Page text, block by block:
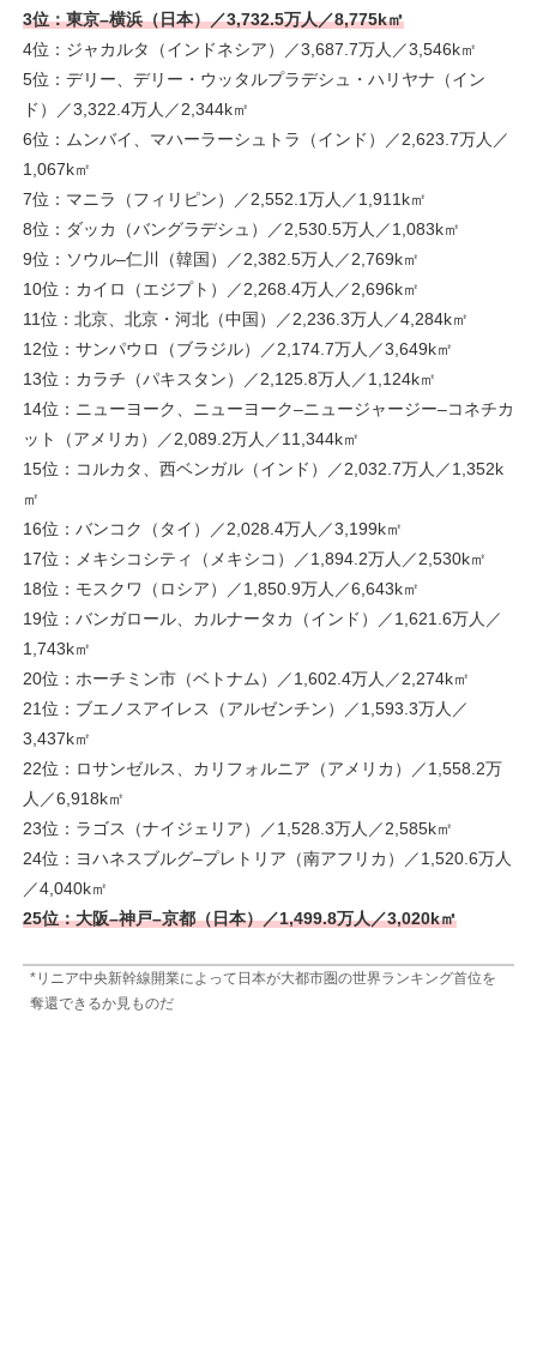
3位：東京–横浜（日本）／3,732.5万人／8,775k㎡
4位：ジャカルタ（インドネシア）／3,687.7万人／3,546k㎡
5位：デリー、デリー・ウッタルプラデシュ・ハリヤナ（イン
ド）／3,322.4万人／2,344k㎡
6位：ムンバイ、マハーラーシュトラ（インド）／2,623.7万人／
1,067k㎡
7位：マニラ（フィリピン）／2,552.1万人／1,911k㎡
8位：ダッカ（バングラデシュ）／2,530.5万人／1,083k㎡
9位：ソウル–仁川（韓国）／2,382.5万人／2,769k㎡
10位：カイロ（エジプト）／2,268.4万人／2,696k㎡
11位：北京、北京・河北（中国）／2,236.3万人／4,284k㎡
12位：サンパウロ（ブラジル）／2,174.7万人／3,649k㎡
13位：カラチ（パキスタン）／2,125.8万人／1,124k㎡
14位：ニューヨーク、ニューヨーク–ニュージャージー–コネチカ
ット（アメリカ）／2,089.2万人／11,344k㎡
15位：コルカタ、西ベンガル（インド）／2,032.7万人／1,352k
㎡
16位：バンコク（タイ）／2,028.4万人／3,199k㎡
17位：メキシコシティ（メキシコ）／1,894.2万人／2,530k㎡
18位：モスクワ（ロシア）／1,850.9万人／6,643k㎡
19位：バンガロール、カルナータカ（インド）／1,621.6万人／
1,743k㎡
20位：ホーチミン市（ベトナム）／1,602.4万人／2,274k㎡
21位：ブエノスアイレス（アルゼンチン）／1,593.3万人／
3,437k㎡
22位：ロサンゼルス、カリフォルニア（アメリカ）／1,558.2万
人／6,918k㎡
23位：ラゴス（ナイジェリア）／1,528.3万人／2,585k㎡
24位：ヨハネスブルグ–プレトリア（南アフリカ）／1,520.6万人
／4,040k㎡
25位：大阪–神戸–京都（日本）／1,499.8万人／3,020k㎡
*リニア中央新幹線開業によって日本が大都市圏の世界ランキング首位を
奪還できるか見ものだ